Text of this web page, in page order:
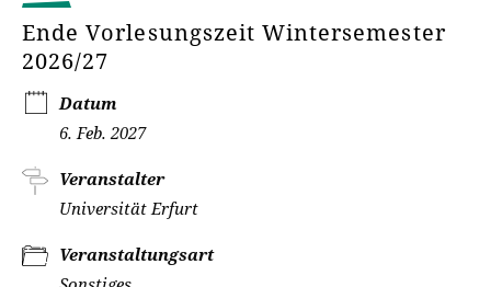
Ende Vorlesungszeit Wintersemester
2026/27
Datum
6. Feb. 2027
Veranstalter
Universität Erfurt
Veranstaltungsart